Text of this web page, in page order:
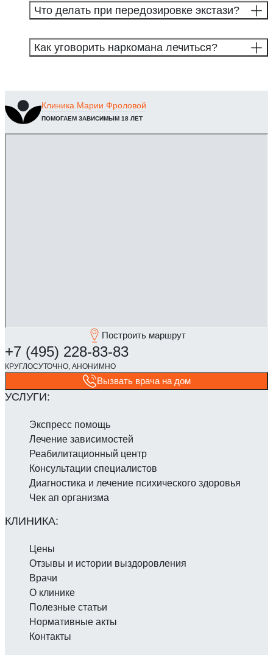
Что делать при передозировке экстази?
Как уговорить наркомана лечиться?
Клиника Марии Фроловой
ПОМОГАЕМ ЗАВИСИМЫМ 18 ЛЕТ
Построить маршрут
Вызвать врача на дом
Экспресс помощь
Лечение зависимостей
Реабилитаци­онный центр
Консультации специалистов
Диагностика и лечение психического здоровья
Чек ап организма
Цены
Отзывы и истории выздоровления
Врачи
О клинике
Полезные статьи
Нормативные акты
Контакты